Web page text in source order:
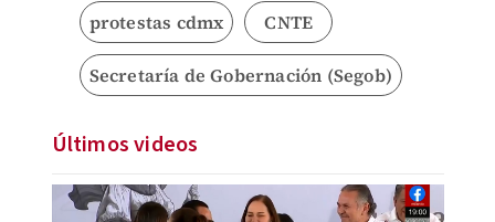
protestas cdmx CNTE
Secretaría de Gobernación (Segob)
Últimos videos